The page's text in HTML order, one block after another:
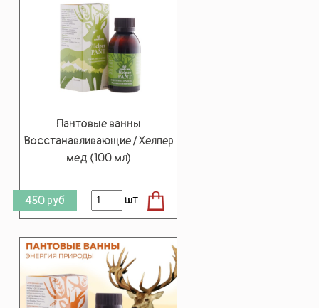
Пантовые ванны
Восстанавливающие / Хелпер
мед (100 мл)
450 руб шт